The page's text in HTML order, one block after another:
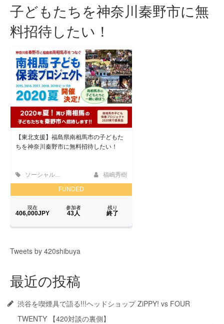
子どもたちを神奈川秦野市に無
料招待したい！
Tweets by 420shibuya
最近の投稿
渋谷を喫煙具で語る!!!ヘッドショップ ZiPPY! vs FOUR
TWENTY 【420対談の裏側】